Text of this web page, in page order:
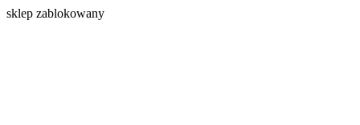
sklep zablokowany